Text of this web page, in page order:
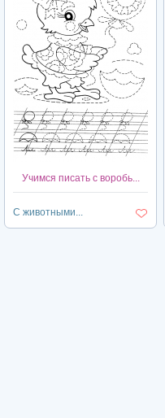
Учимся писать с воробь...
С животными...